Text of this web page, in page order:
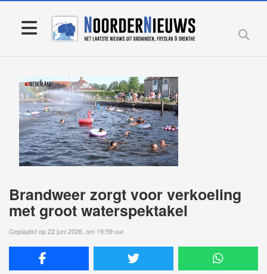
Brandweer zorgt voor verkoeling
met groot waterspektakel
Geplaatst op 22 juni 2026, om 19:59 uur